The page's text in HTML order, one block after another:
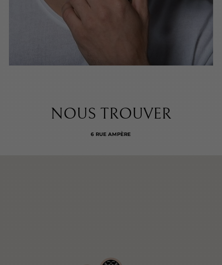
NOUS TROUVER
6 RUE AMPÈRE